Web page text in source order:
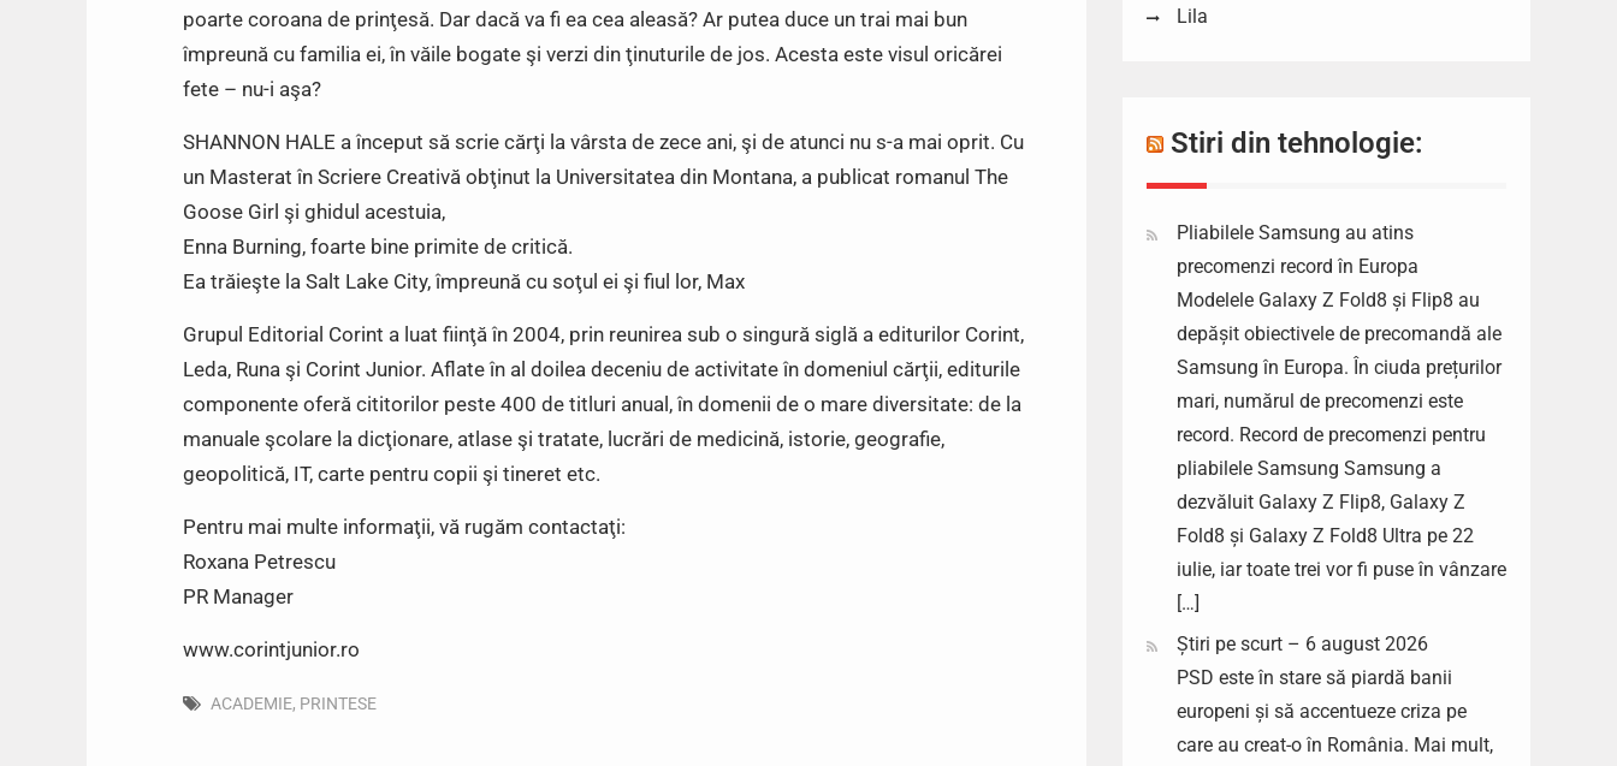
poarte coroana de prinţesă. Dar dacă va fi ea cea aleasă? Ar putea duce un trai mai bun
împreună cu familia ei, în văile bogate şi verzi din ţinuturile de jos. Acesta este visul oricărei
fete – nu-i aşa?
SHANNON HALE a început să scrie cărţi la vârsta de zece ani, şi de atunci nu s-a mai oprit. Cu
un Masterat în Scriere Creativă obţinut la Universitatea din Montana, a publicat romanul The
Goose Girl şi ghidul acestuia,
Enna Burning, foarte bine primite de critică.
Ea trăieşte la Salt Lake City, împreună cu soţul ei şi fiul lor, Max
Grupul Editorial Corint a luat fiinţă în 2004, prin reunirea sub o singură siglă a editurilor Corint,
Leda, Runa şi Corint Junior. Aflate în al doilea deceniu de activitate în domeniul cărţii, editurile
componente oferă cititorilor peste 400 de titluri anual, în domenii de o mare diversitate: de la
manuale şcolare la dicţionare, atlase şi tratate, lucrări de medicină, istorie, geografie,
geopolitică, IT, carte pentru copii şi tineret etc.
Pentru mai multe informaţii, vă rugăm contactaţi:
Roxana Petrescu
PR Manager
www.corintjunior.ro
ACADEMIE, PRINTESE
Lila
Stiri din tehnologie:
Pliabilele Samsung au atins
precomenzi record în Europa
Modelele Galaxy Z Fold8 și Flip8 au
depășit obiectivele de precomandă ale
Samsung în Europa. În ciuda prețurilor
mari, numărul de precomenzi este
record. Record de precomenzi pentru
pliabilele Samsung Samsung a
dezvăluit Galaxy Z Flip8, Galaxy Z
Fold8 și Galaxy Z Fold8 Ultra pe 22
iulie, iar toate trei vor fi puse în vânzare
[…]
Știri pe scurt – 6 august 2026
PSD este în stare să piardă banii
europeni și să accentueze criza pe
care au creat-o în România. Mai mult,